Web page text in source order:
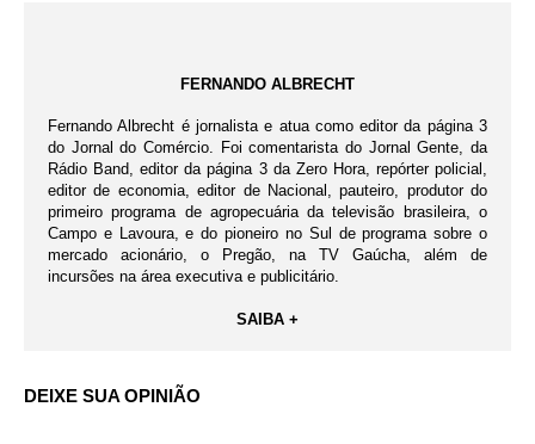
FERNANDO ALBRECHT
Fernando Albrecht é jornalista e atua como editor da página 3
do Jornal do Comércio. Foi comentarista do Jornal Gente, da
Rádio Band, editor da página 3 da Zero Hora, repórter policial,
editor de economia, editor de Nacional, pauteiro, produtor do
primeiro programa de agropecuária da televisão brasileira, o
Campo e Lavoura, e do pioneiro no Sul de programa sobre o
mercado acionário, o Pregão, na TV Gaúcha, além de
incursões na área executiva e publicitário.
SAIBA +
DEIXE SUA OPINIÃO